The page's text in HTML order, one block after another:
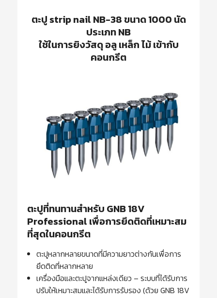
ตะปู strip nail NB-38 ขนาด 1000 นัด
ประเภท NB
ใช้ในการยิงวัสดุ อลู เหล็ก ไม้ เข้ากับ
คอนกรีต
ตะปูที่ทนทานสำหรับ GNB 18V
Professional เพื่อการยึดติดที่เหมาะสม
ที่สุดในคอนกรีต
ตะปูหลากหลายขนาดที่มีความยาวต่างกันเพื่อการ
ยึดติดที่หลากหลาย
เครื่องมือและตะปูจากแหล่งเดียว – ระบบที่ได้รับการ
ปรับให้เหมาะสมและได้รับการรับรอง (ด้วย GNB 18V